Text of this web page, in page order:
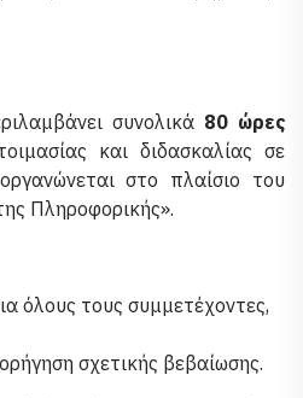
συνολικά 80 ώρες
και διδασκαλίας σε
στο πλαίσιο του
Πληροφορικής».
όλους τους συμμετέχοντες,
σχετικής βεβαίωσης.